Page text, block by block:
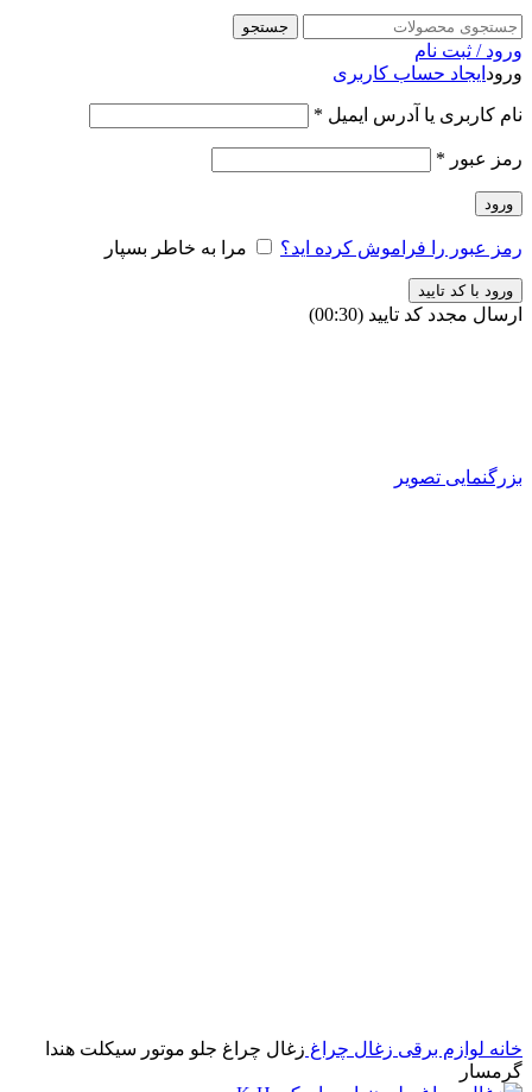
جستجو
ورود / ثبت نام
ورود ایجاد حساب کاربری
نام کاربری یا آدرس ایمیل *
رمز عبور *
ورود
رمز عبور را فراموش کرده اید؟ مرا به خاطر بسپار
ورود با کد تایید
ارسال مجدد کد تایید (00:
30
)
بزرگنمایی تصویر
خانه لوازم برقی زغال چراغ زغال چراغ جلو موتور سیکلت هندا
گرمسار